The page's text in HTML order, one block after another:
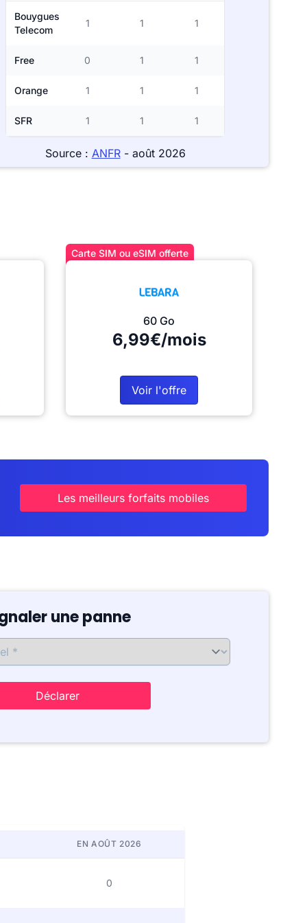
Bouygues
Telecom
1 1 1
Free 0 1 1
Orange 1 1 1
SFR 1 1 1
Source : ANFR- août 2026
Carte SIM ou eSIM offerte
60 Go
6,99€/mois
Voir l'offre
Les meilleurs forfaits mobiles
une panne
Déclarer
EN AOÛT 2026
0